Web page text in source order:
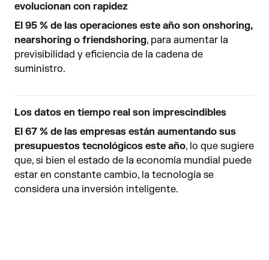
evolucionan con rapidez
El 95 % de las operaciones este año son onshoring,
nearshoring o friendshoring, para aumentar la
previsibilidad y eficiencia de la cadena de
suministro.
Los datos en tiempo real son imprescindibles
El 67 % de las empresas están aumentando sus
presupuestos tecnológicos este año, lo que sugiere
que, si bien el estado de la economía mundial puede
estar en constante cambio, la tecnología se
considera una inversión inteligente.